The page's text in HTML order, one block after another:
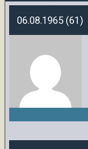
06.08.1965 (61)